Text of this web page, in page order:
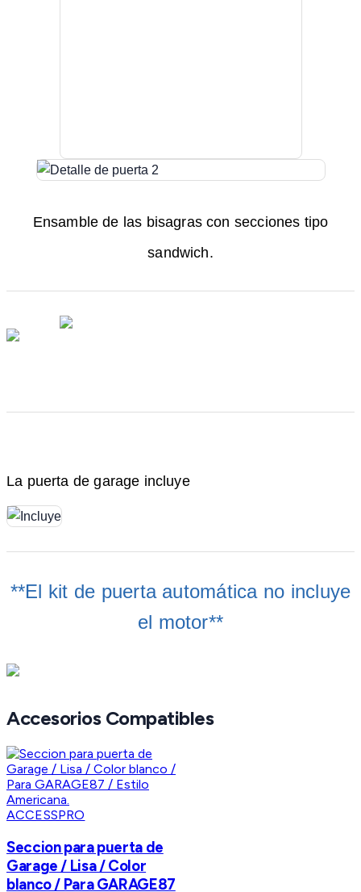
Ensamble de las bisagras con secciones tipo
sandwich.
La puerta de garage incluye
**El kit de puerta automática no incluye
el motor**
Accesorios Compatibles
ACCESSPRO
Seccion para puerta de
Garage / Lisa / Color
blanco / Para GARAGE87